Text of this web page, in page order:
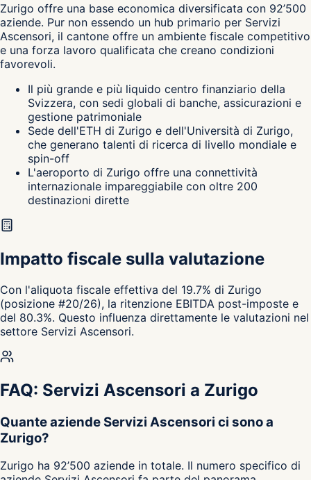
Zurigo offre una base economica diversificata con 92’500
aziende. Pur non essendo un hub primario per Servizi
Ascensori, il cantone offre un ambiente fiscale competitivo
e una forza lavoro qualificata che creano condizioni
favorevoli.
Il più grande e più liquido centro finanziario della
Svizzera, con sedi globali di banche, assicurazioni e
gestione patrimoniale
Sede dell'ETH di Zurigo e dell'Università di Zurigo,
che generano talenti di ricerca di livello mondiale e
spin-off
L'aeroporto di Zurigo offre una connettività
internazionale impareggiabile con oltre 200
destinazioni dirette
Impatto fiscale sulla valutazione
Con l'aliquota fiscale effettiva del 19.7% di Zurigo
(posizione #20/26), la ritenzione EBITDA post-imposte e
del 80.3%. Questo influenza direttamente le valutazioni nel
settore Servizi Ascensori.
FAQ: Servizi Ascensori a Zurigo
Quante aziende Servizi Ascensori ci sono a
Zurigo?
Zurigo ha 92’500 aziende in totale. Il numero specifico di